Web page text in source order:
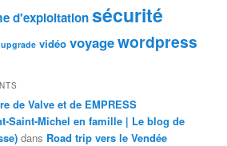
d'exploitationsécurité
upgrade vidéo voyagewordpress
de Valve et de EMPRESS
Saint-Michel en famille | Le blog de
dans Road trip vers le Vendée